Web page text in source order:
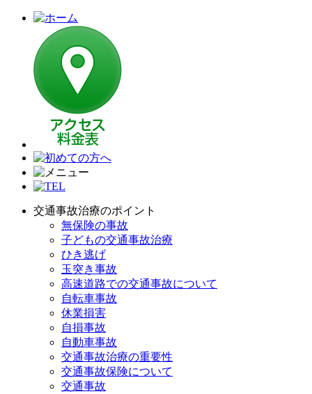
交通事故治療のポイント
無保険の事故
子どもの交通事故治療
ひき逃げ
玉突き事故
高速道路での交通事故について
自転車事故
休業損害
自損事故
自動車事故
交通事故治療の重要性
交通事故保険について
交通事故